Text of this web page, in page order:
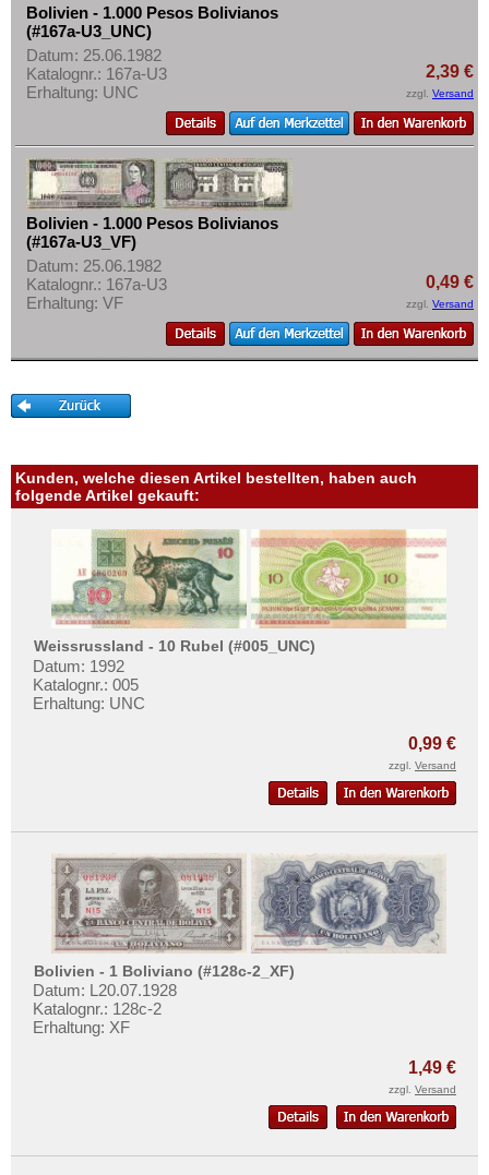
Martinique
Mexiko
Montserrat
Niederländische Antillen
Ostkaribische Staaten
Paraguay
Peru
St. Kitts
St. Pierre & Miquelon
St. Vincent
Trinidad und Tobago
Uruguay
Venezuela
Mehr über...
Zahlungsbedingungen
Privatsphäre und Datenschutz
Widerrufsbelehrung
Liefer- und Versandkosten
AGB
Impressum
Bolivien - 1.000 Pesos Bolivianos
(#167a-U3_UNC)
Datum: 25.06.1982
Katalognr.: 167a-U3
Erhaltung: UNC
2,39 €
zzgl. Versand
Bolivien - 1.000 Pesos Bolivianos
(#167a-U3_VF)
Datum: 25.06.1982
Katalognr.: 167a-U3
Erhaltung: VF
0,49 €
zzgl. Versand
Kunden, welche diesen Artikel bestellten, haben auch
folgende Artikel gekauft:
Weissrussland - 10 Rubel (#005_UNC)
Datum: 1992
Katalognr.: 005
Erhaltung: UNC
0,99 €
zzgl. Versand
Bolivien - 1 Boliviano (#128c-2_XF)
Datum: L20.07.1928
Katalognr.: 128c-2
Erhaltung: XF
1,49 €
zzgl. Versand